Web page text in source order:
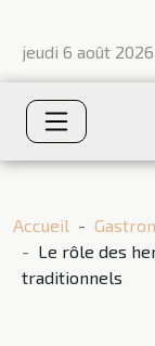
jeudi 6 août 2026
Accueil
Le rôle des
traditionnels